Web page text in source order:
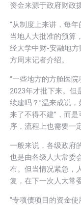
资金来源于政府财政
“从制度上来讲，每
当地人大批准的预算
经大学中财-安融地
方周末记者介绍。
“一些地方的方舱医
2023年才批下来。但
续建吗？”温来成说
来了不得不建”，而
序，流程上也需要一
一般来说，各级政府
也是由各级人大常委
布。但当情况紧急，
复，在下一次人大常
“专项债项目的资金